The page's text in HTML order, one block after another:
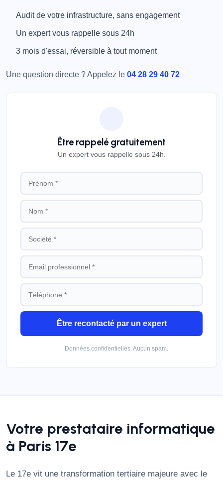
Audit de votre infrastructure, sans engagement
Un expert vous rappelle sous 24h
3 mois d'essai, réversible à tout moment
Une question directe ? Appelez le 04 28 29 40 72
Être rappelé gratuitement
Un expert vous rappelle sous 24h.
Être recontacté par un expert
Données confidentielles. Aucun spam.
Votre prestataire informatique
à Paris 17e
Le 17e vit une transformation tertiaire majeure avec le